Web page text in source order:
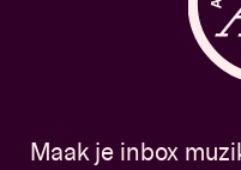
Maak je inbox